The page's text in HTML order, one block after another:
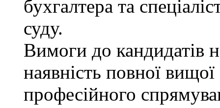
бухгалтера та
суду.
Вимоги до кандидатів
наявність повної вищої
професійного